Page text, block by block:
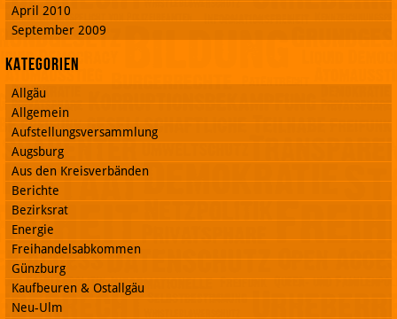
April 2010
September 2009
Kategorien
Allgäu
Allgemein
Aufstellungsversammlung
Augsburg
Aus den Kreisverbänden
Berichte
Bezirksrat
Energie
Freihandelsabkommen
Günzburg
Kaufbeuren & Ostallgäu
Neu-Ulm